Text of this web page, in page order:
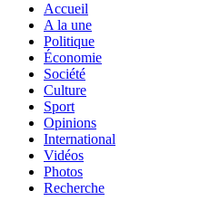
Accueil
A la une
Politique
Économie
Société
Culture
Sport
Opinions
International
Vidéos
Photos
Recherche